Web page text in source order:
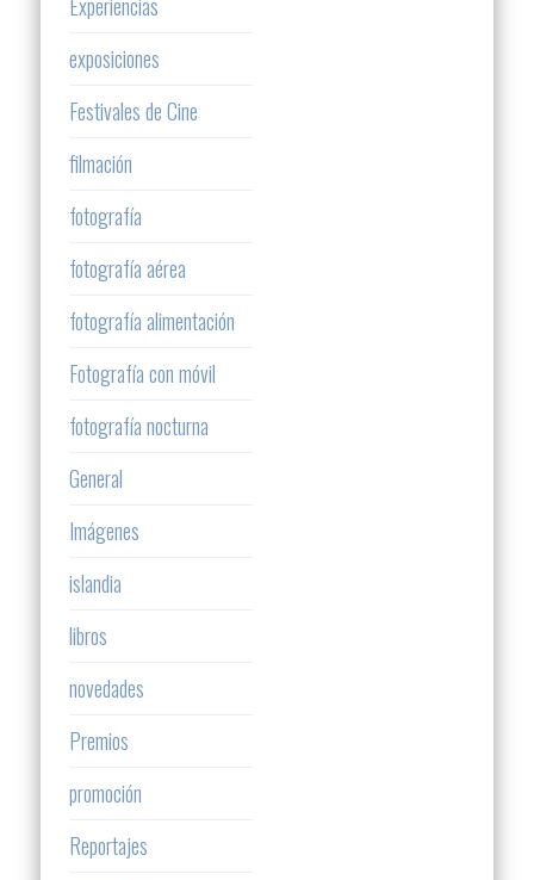
exposiciones
Festivales de Cine
filmación
fotografía
fotografía aérea
fotografía alimentación
Fotografía con móvil
fotografía nocturna
General
Imágenes
islandia
libros
novedades
Premios
promoción
Reportajes